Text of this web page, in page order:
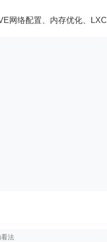
网络配置、内存优化、